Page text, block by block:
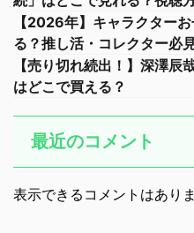
【2026年】キャラクター
る？推し活・コレクター必
【売り切れ続出！】深澤辰
はどこで買える？
最近のコメント
表示できるコメントはありま